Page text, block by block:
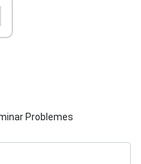
Problemes